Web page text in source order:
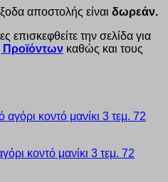
αποστολής είναι δωρεάν.
επισκεφθείτε την σελίδα για
Προϊόντων καθώς και τους
κοντό μανίκι 3 τεμ. 72